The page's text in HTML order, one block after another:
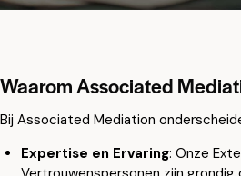
Waarom Associated
Bij Associated Mediation
Expertise en Ervaring: Onze